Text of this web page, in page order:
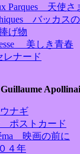
Parques 天使さ
バッカス
げ物
美しき青春
レナード
Guillaume
ナギ
ポストカード
映画の前に
４年